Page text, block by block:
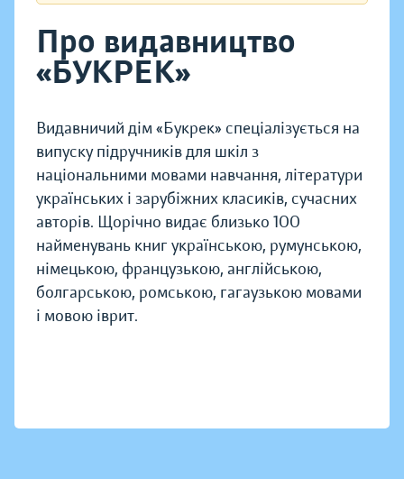
Про видавництво
«БУКРЕК»
Видавничий дім «Букрек» спеціалізується на
випуску підручників для шкіл з
національними мовами навчання, літератури
українських і зарубіжних класиків, сучасних
авторів. Щорічно видає близько 100
найменувань книг українською, румунською,
німецькою, французькою, англійською,
болгарською, ромською, гагаузькою мовами
і мовою іврит.